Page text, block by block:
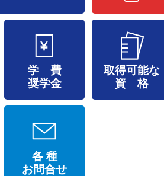
学 費
奨学金
取得可能な
資 格
各 種
お問合せ